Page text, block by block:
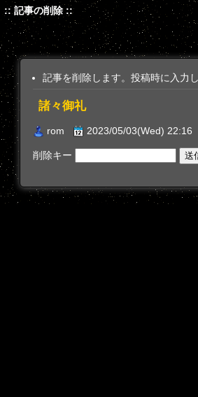
:: 記事の削除 ::
記事を削除します。投稿時に入力
諸々御礼
rom 2023/05/03(Wed) 22:16
削除キー